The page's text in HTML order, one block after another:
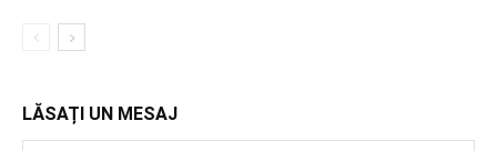
LĂSAȚI UN MESAJ